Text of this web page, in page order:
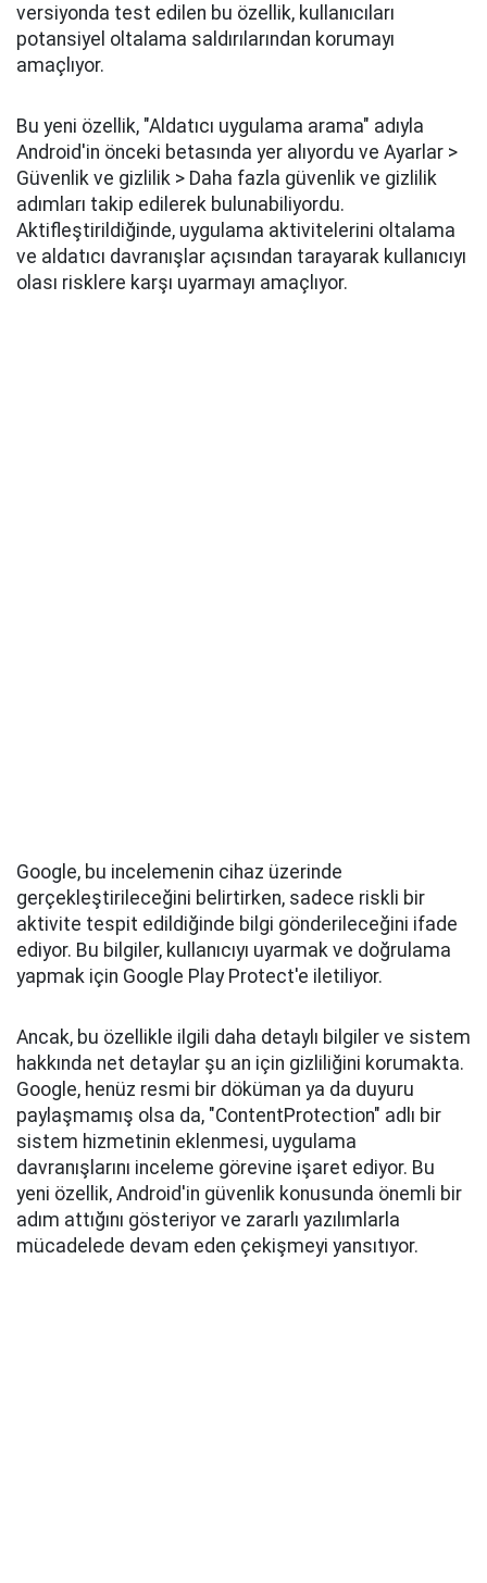
versiyonda test edilen bu özellik, kullanıcıları
potansiyel oltalama saldırılarından korumayı
amaçlıyor.
Bu yeni özellik, "Aldatıcı uygulama arama" adıyla
Android'in önceki betasında yer alıyordu ve Ayarlar >
Güvenlik ve gizlilik > Daha fazla güvenlik ve gizlilik
adımları takip edilerek bulunabiliyordu.
Aktifleştirildiğinde, uygulama aktivitelerini oltalama
ve aldatıcı davranışlar açısından tarayarak kullanıcıyı
olası risklere karşı uyarmayı amaçlıyor.
Google, bu incelemenin cihaz üzerinde
gerçekleştirileceğini belirtirken, sadece riskli bir
aktivite tespit edildiğinde bilgi gönderileceğini ifade
ediyor. Bu bilgiler, kullanıcıyı uyarmak ve doğrulama
yapmak için Google Play Protect'e iletiliyor.
Ancak, bu özellikle ilgili daha detaylı bilgiler ve sistem
hakkında net detaylar şu an için gizliliğini korumakta.
Google, henüz resmi bir döküman ya da duyuru
paylaşmamış olsa da, "ContentProtection" adlı bir
sistem hizmetinin eklenmesi, uygulama
davranışlarını inceleme görevine işaret ediyor. Bu
yeni özellik, Android'in güvenlik konusunda önemli bir
adım attığını gösteriyor ve zararlı yazılımlarla
mücadelede devam eden çekişmeyi yansıtıyor.